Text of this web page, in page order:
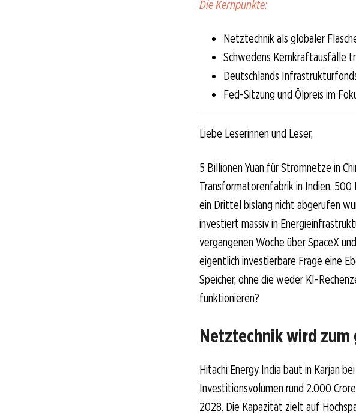
Die Kernpunkte:
Netztechnik als globaler
Schwedens Kernkraftausfälle
Deutschlands
Fed-Sitzung und Ölpreis im
Liebe Leserinnen und Leser,
5 Billionen Yuan für Stromnetze in
Transformatorenfabrik in Indien. 500
ein Drittel bislang nicht abgerufen
investiert massiv in
vergangenen Woche über SpaceX
eigentlich investierbare Frage eine
Speicher, ohne die weder KI-
funktionieren?
Netztechnik wird zum
Hitachi Energy India baut in Karjan
Investitionsvolumen rund 2.000
2028. Die Kapazität zielt auf